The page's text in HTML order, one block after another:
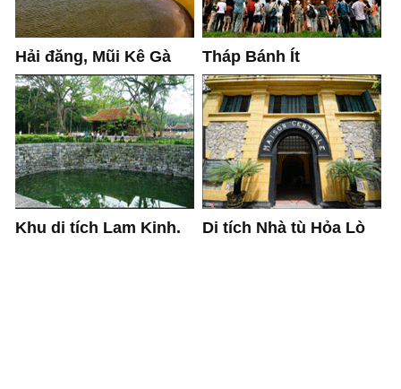
Hải đăng, Mũi Kê Gà Tháp Bánh Ít
Khu di tích Lam Kinh. Di tích Nhà tù Hỏa Lò